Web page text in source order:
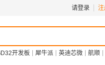
请登录
开发板 犀牛派 英迪芯微 航顺